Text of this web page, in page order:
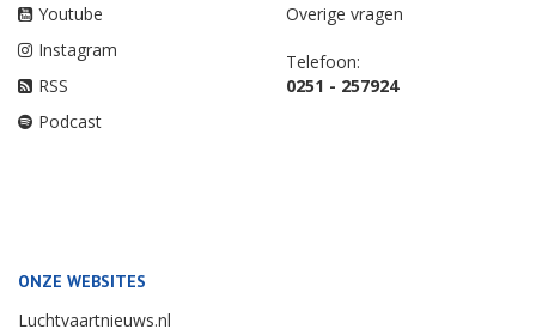
Youtube
Instagram
RSS
Podcast
Overige vragen
Telefoon:
0251 - 257924
ONZE WEBSITES
Luchtvaartnieuws.nl